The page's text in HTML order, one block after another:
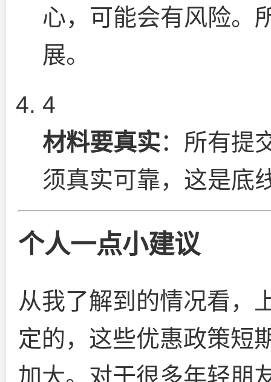
心，可能会有风险。
展。
4
材料要真实：所有提
须真实可靠，这是底
个人一点小建议
从我了解到的情况看，
定的，这些优惠政策短
加大。对于很多年轻朋